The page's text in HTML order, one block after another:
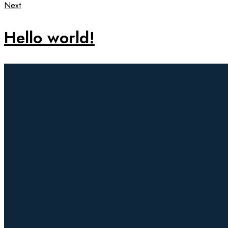
Next
Hello world!